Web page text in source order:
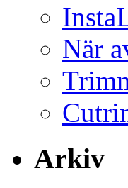
När
Arkiv